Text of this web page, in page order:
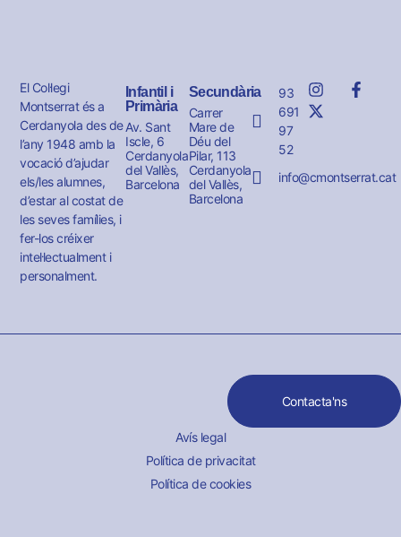
El Col·legi
Montserrat és a
Cerdanyola des de
l’any 1948 amb la
vocació d’ajudar
els/les alumnes,
d’estar al costat de
les seves famílies, i
fer-los créixer
intel·lectualment i
personalment.
Infantil i
Primària
Av. Sant
Iscle, 6
Cerdanyola
del Vallès,
Barcelona
Secundària
Carrer
Mare de
Déu del
Pilar, 113
Cerdanyola
del Vallès,
Barcelona
93
691
97
52
info@cmontserrat.cat
Contacta'ns
Avís legal
Política de privacitat
Política de cookies